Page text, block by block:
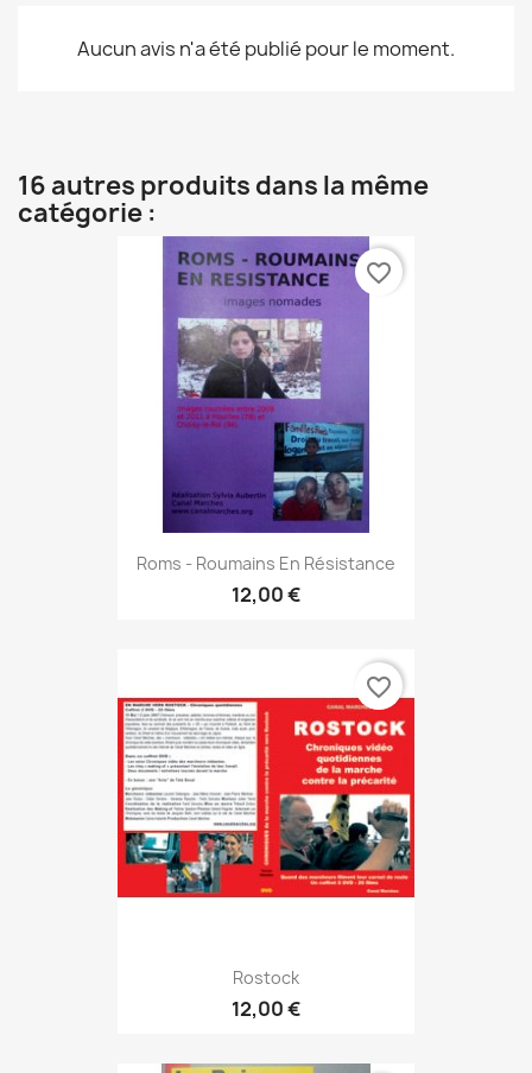
Aucun avis n'a été publié pour le moment.
16 autres produits dans la même
catégorie :
Roms - Roumains En Résistance
12,00 €
favorite_border
Rostock
12,00 €
favorite_border